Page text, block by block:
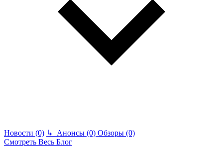
Новости (0) ↳ Анонсы (0) Обзоры (0)
Смотреть Весь Блог